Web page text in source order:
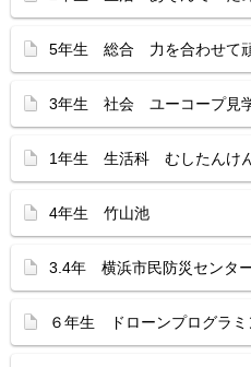
5年生 総合 力を合わせて頑
3年生 社会 ユーコープ見
1年生 生活科 むしたんけ
4年生 竹山池
3.4年 横浜市民防災センタ
６年生 ドローンプログラミ